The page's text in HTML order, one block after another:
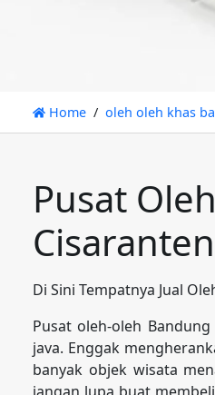
Home oleh oleh khas
Pusat
Di Sini Tempatnya Jual
Pusat oleh-oleh
java. Enggak
banyak objek wisata
jangan lupa buat